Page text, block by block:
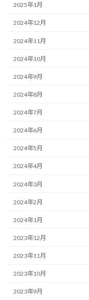
2025年1月
2024年12月
2024年11月
2024年10月
2024年9月
2024年8月
2024年7月
2024年6月
2024年5月
2024年4月
2024年3月
2024年2月
2024年1月
2023年12月
2023年11月
2023年10月
2023年9月